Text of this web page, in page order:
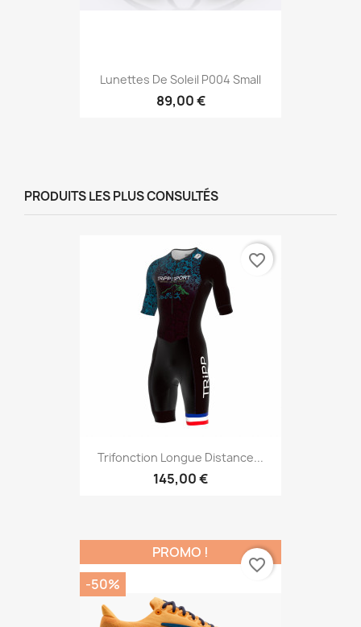
Lunettes De Soleil P004 Small
89,00 €
PRODUITS LES PLUS CONSULTÉS
Trifonction Longue Distance...
145,00 €
favorite_border
PROMO !
-50%
favorite_border